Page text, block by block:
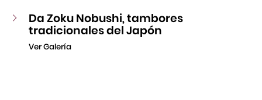
Da Zoku Nobushi, tambores
tradicionales del Japón
Ver Galería